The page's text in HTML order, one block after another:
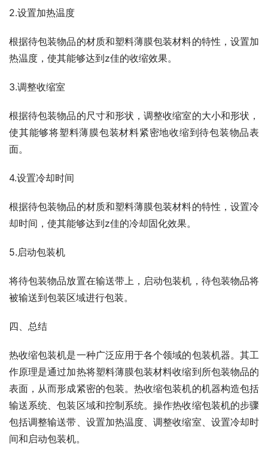
2.设置加热温度
根据待包装物品的材质和塑料薄膜包装材料的特性，设置加
热温度，使其能够达到z佳的收缩效果。
3.调整收缩室
根据待包装物品的尺寸和形状，调整收缩室的大小和形状，
使其能够将塑料薄膜包装材料紧密地收缩到待包装物品表
面。
4.设置冷却时间
根据待包装物品的材质和塑料薄膜包装材料的特性，设置冷
却时间，使其能够达到z佳的冷却固化效果。
5.启动包装机
将待包装物品放置在输送带上，启动包装机，待包装物品将
被输送到包装区域进行包装。
四、总结
热收缩包装机是一种广泛应用于各个领域的包装机器。其工
作原理是通过加热将塑料薄膜包装材料收缩到所包装物品的
表面，从而形成紧密的包装。热收缩包装机的机器构造包括
输送系统、包装区域和控制系统。操作热收缩包装机的步骤
包括调整输送带、设置加热温度、调整收缩室、设置冷却时
间和启动包装机。